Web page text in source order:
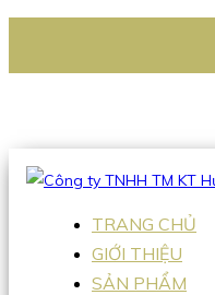
Hotline:0938 336 079
TRANG CHỦ
GIỚI THIỆU
SẢN PHẨM